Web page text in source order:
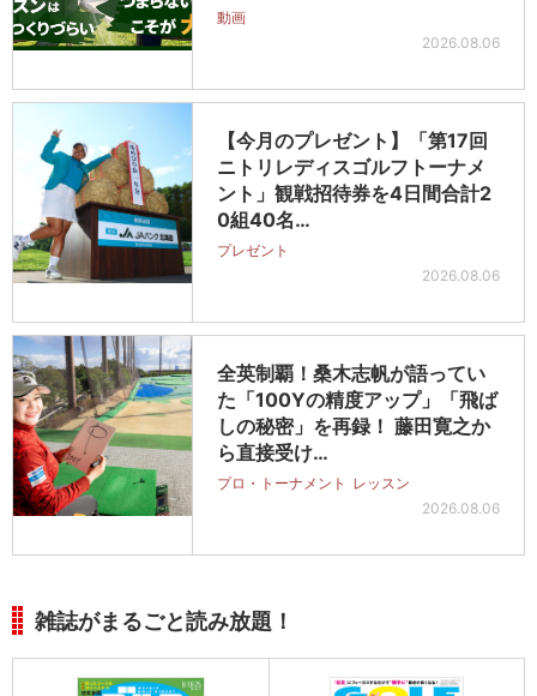
動画
2026.08.06
【今月のプレゼント】「第17回
ニトリレディスゴルフトーナメ
ント」観戦招待券を4日間合計2
0組40名…
プレゼント
2026.08.06
全英制覇！桑木志帆が語ってい
た「100Yの精度アップ」「飛ば
しの秘密」を再録！ 藤田寛之か
ら直接受け…
プロ・トーナメント レッスン
2026.08.06
雑誌がまるごと読み放題！